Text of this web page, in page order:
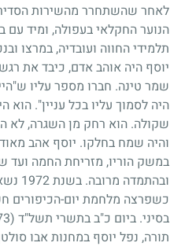
לאחר שהשתחרר מהשירות הסדיר
הנוער החקלאי בעפולה, ומיד
תלמידי החווה ועובדיה, במרצו
יוסף היה אוהב אדם, כיבד את
שמר טינה. חברו מספר עליו
היה לסמוך עליו בכל עניין". הוא
שקולה. הוא רחק מן השגרה, לא
והיה שמח בחלקו. יוסף אהב
במשק הוריו, מזריחת החמה ועד
ובהתמדה מרובה. בשנת1972
כשפרצה מלחמת יום-הכיפורים
בסיני. ביום כ"ב בתשרי תשל"ד (18.10.1973)
תורה, נפל יוסף במחנות אבו